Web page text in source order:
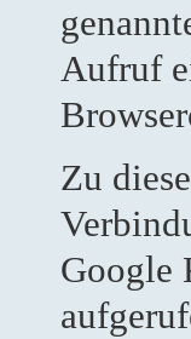
Aufruf
Zu
Google